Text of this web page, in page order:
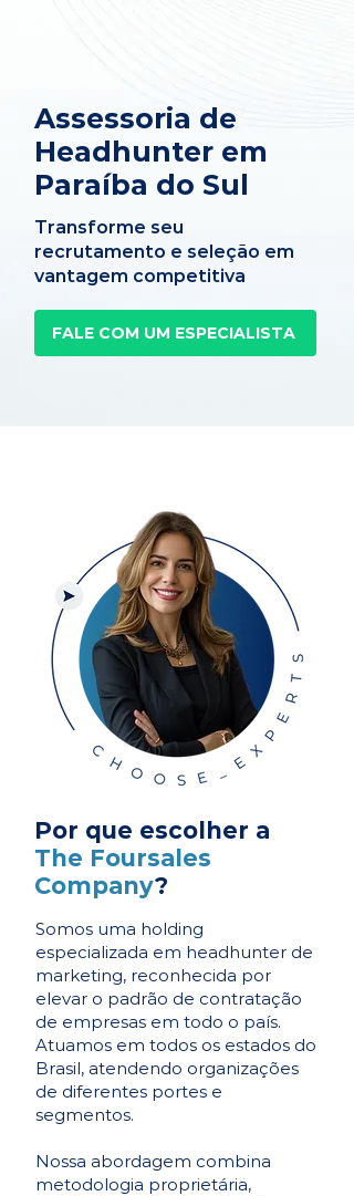
Assessoria de
Headhunter em
Paraíba do Sul
Transforme seu
recrutamento e seleção em
vantagem competitiva
FALE COM UM ESPECIALISTA
Por que escolher a
The Foursales
Company?
Somos uma holding
especializada em headhunter de
marketing, reconhecida por
elevar o padrão de contratação
de empresas em todo o país.
Atuamos em todos os estados do
Brasil, atendendo organizações
de diferentes portes e
segmentos.
Nossa abordagem combina
metodologia proprietária,